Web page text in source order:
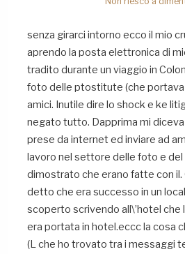
senza girarci intorno ecco il mio
aprendo la posta elettronica di
tradito durante un viaggio in
foto delle ptostitute (che portava
amici. Inutile dire lo shock e ke
negato tutto. Dapprima mi
prese da internet ed inviare ad
lavoro nel settore delle foto e del
dimostrato che erano fatte con il.
detto che era successo in un
scoperto scrivendo all\’hotel che
era portata in hotel.eccc la cosa
(L che ho trovato tra i messaggi